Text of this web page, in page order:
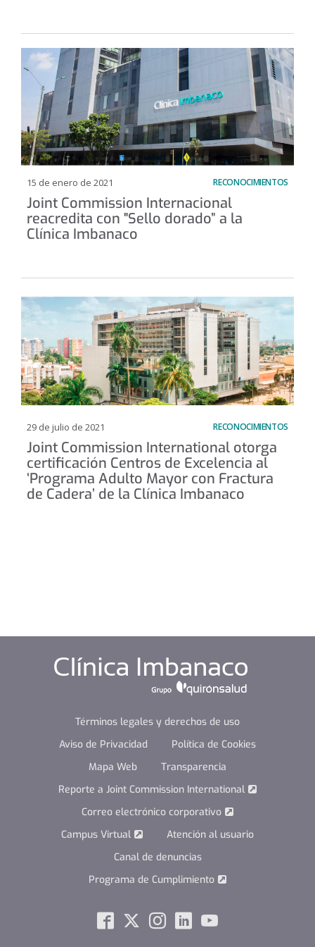
15 de enero de 2021 RECONOCIMIENTOS
Joint Commission Internacional
reacredita con "Sello dorado” a la
Clínica Imbanaco
29 de julio de 2021 RECONOCIMIENTOS
Joint Commission International otorga
certificación Centros de Excelencia al
‘Programa Adulto Mayor con Fractura
de Cadera’ de la Clínica Imbanaco
Términos legales y derechos de uso
Aviso de Privacidad
Política de Cookies
Mapa Web
Transparencia
Reporte a Joint Commission International
Correo electrónico corporativo
Campus Virtual
Atención al usuario
Canal de denuncias
Programa de Cumplimiento